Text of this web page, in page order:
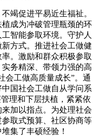
促进平易近生福祉。
成为冲破管理瓶颈的环
智能参取环境。守护人
方式。推进社会工做健
。激励和群众积极参取
务精深、带领力强的高
会工做高质量成长”。通
国社会工做自从学问系
理和下层扶植，紧紧依
加以指点。为处理社会
取式预算、社区协商等
集了丰硕经验！